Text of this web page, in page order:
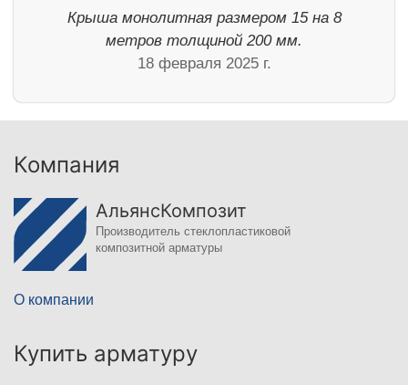
Крыша монолитная размером 15 на 8
метров толщиной 200 мм.
18 февраля 2025 г.
Компания
АльянсКомпозит
Производитель стеклопластиковой
композитной арматуры
О компании
Купить арматуру